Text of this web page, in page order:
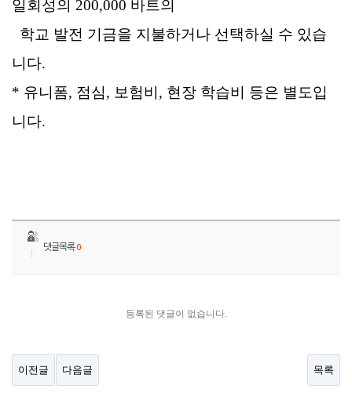
일회성의 200,000 바트의
학교 발전 기금을 지불하거나 선택하실 수 있습
니다.
* 유니폼, 점심, 보험비, 현장 학습비 등은 별도입
니다.
댓글목록0
등록된 댓글이 없습니다.
이전글 다음글 목록